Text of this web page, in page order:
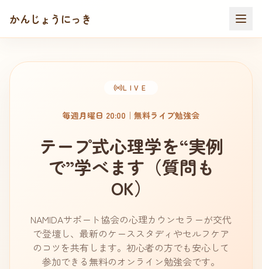
かんじょうにっき
LIVE
毎週月曜日 20:00｜無料ライブ勉強会
テープ式心理学を“実例
で”学べます（質問も
OK）
NAMIDAサポート協会の心理カウンセラーが交代
で登壇し、最新のケーススタディやセルフケア
のコツを共有します。初心者の方でも安心して
参加できる無料のオンライン勉強会です。